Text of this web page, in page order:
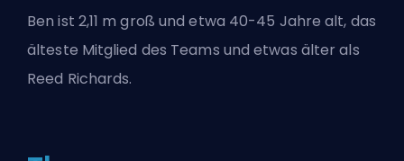
Ben ist 2,11 m groß und etwa 40-45 Jahre alt, das
älteste Mitglied des Teams und etwas älter als
Reed Richards.